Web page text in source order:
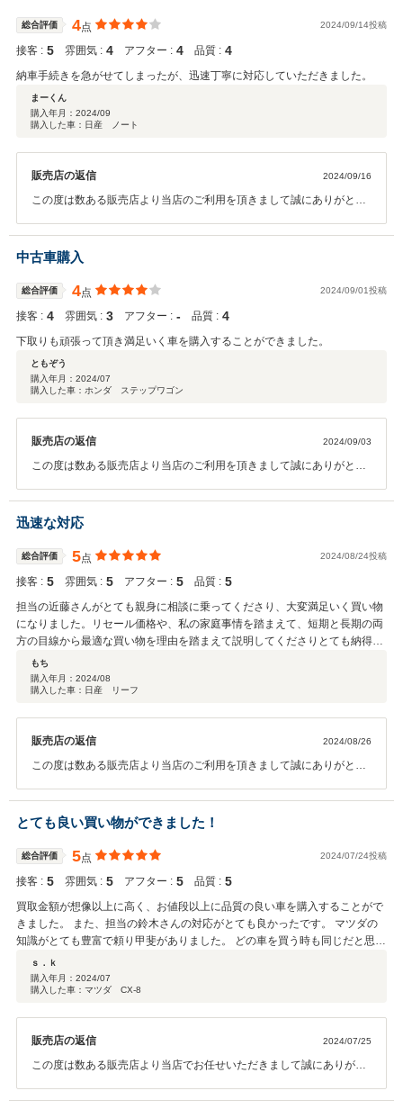
総合評価 4点 2024/09/14投稿
接客 : 5 雰囲気 : 4 アフター : 4 品質 : 4
納車手続きを急がせてしまったが、迅速丁寧に対応していただきました。
まーくん
購入年月： 2024/09
購入した車：日産 ノート
販売店の返信 2024/09/16
この度は数ある販売店より当店のご利用を頂きまして誠にありがとう
てまいります。今後もお車のご相談はぜひ当店までよろしくお願いい
たします。
中古車購入
総合評価 4点 2024/09/01投稿
接客 : 4 雰囲気 : 3 アフター : ‐ 品質 : 4
下取りも頑張って頂き満足いく車を購入することができました。
ともぞう
購入年月： 2024/07
購入した車：ホンダ ステップワゴン
販売店の返信 2024/09/03
この度は数ある販売店より当店のご利用を頂きまして誠にありがとう
います。今後もお車のご相談はぜひ当店までよろしくお願いいたしま
す。
迅速な対応
総合評価 5点 2024/08/24投稿
接客 : 5 雰囲気 : 5 アフター : 5 品質 : 5
担当の近藤さんがとても親身に相談に乗ってくださり、大変満足いく買い物
になりました。リセール価格や、私の家庭事情を踏まえて、短期と長期の両
方の目線から最適な買い物を理由を踏まえて説明してくださりとても納得感
がありました。ものは同じでも担当者によって満足度は変わるなと実感しま
した。本当にありがとうございました。
もち
購入年月： 2024/08
購入した車：日産 リーフ
販売店の返信 2024/08/26
この度は数ある販売店より当店のご利用を頂きまして誠にありがとう
います。今後もお車のご相談はぜひ当店までよろしくお願いいたしま
す。
とても良い買い物ができました！
総合評価 5点 2024/07/24投稿
接客 : 5 雰囲気 : 5 アフター : 5 品質 : 5
買取金額が想像以上に高く、お値段以上に品質の良い車を購入することがで
きました。 また、担当の鈴木さんの対応がとても良かったです。 マツダの
知識がとても豊富で頼り甲斐がありました。 どの車を買う時も同じだと思い
ますが、特にマツダの車を買う時は、鈴木さんに対応してもらうことがおす
すめだと思います。 最初から最後まで親切、ご丁寧に本当に有り難うござい
ました！ 車大切に乗らせていただきます！
ｓ．ｋ
購入年月： 2024/07
購入した車：マツダ CX-8
販売店の返信 2024/07/25
この度は数ある販売店より当店でお任せいただきまして誠にありがと
す。お客様のお車選びのサポートができまして、こちらも大変嬉しく